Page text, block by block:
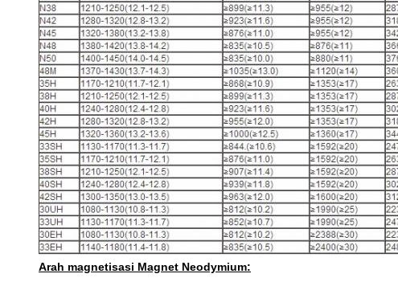
Arah magnetisasi Magnet Neodymium: